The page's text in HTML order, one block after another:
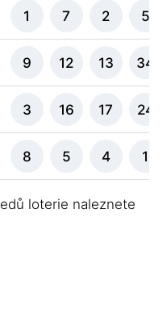
1 7 2 5
9 12 13 34
3 16 17 24
8 5 4 1
loterie naleznete